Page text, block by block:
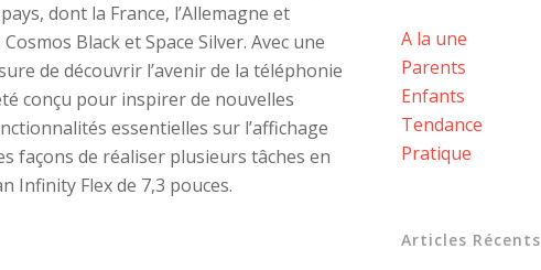
dont la France, l’Allemagne et
Black et Space Silver. Avec une
de découvrir l’avenir de la téléphonie
conçu pour inspirer de nouvelles
essentielles sur l’affichage
façons de réaliser plusieurs tâches en
Infinity Flex de 7,3 pouces.
A la une
Parents
Enfants
Tendance
Pratique
Articles Récents